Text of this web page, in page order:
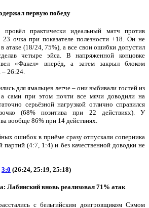
первую победу
практически идеальный матч против
очка при показателе полезности +18. Он не
атаке (18/24, 75%), а все свои ошибки допустил
четыре эйса. В напряженной концовке
«Факел» вперёд, а затем закрыл блоком
– 26:24.
для ямальцев легче – они выбивали гостей из
сами при этом почти все мячи доводили на
серьёзной нагрузкой отлично справился
(68% позитива при 22 действиях). У
вообще 86% при 14 действиях.
ошибок в приёме сразу отпускали соперника
партий (4:7, 1:4) и без качественной доводки не
3:0 (26:24, 25:19, 25:18)
Лабинский вновь реализовал 71% атак
с бельгийским доигровщиком Сэмом